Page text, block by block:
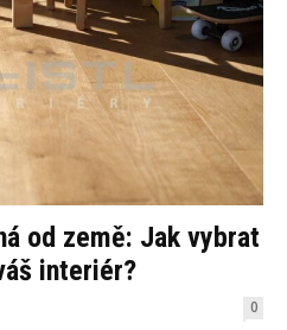
od země: Jak vybrat
interiér?
0